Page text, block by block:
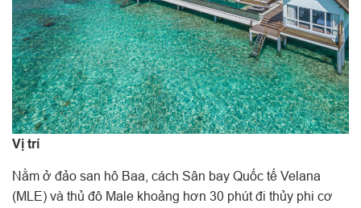
Vị trí
Nằm ở đảo san hô Baa, cách Sân bay Quốc tế Velana
(MLE) và thủ đô Male khoảng hơn 30 phút đi thủy phi cơ